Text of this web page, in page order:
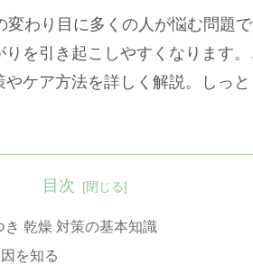
わり目に多くの人が悩む問題
を引き起こしやすくなります
ケア方法を詳しく解説。しっ
目次
き 乾燥 対策の基本知識
を知る